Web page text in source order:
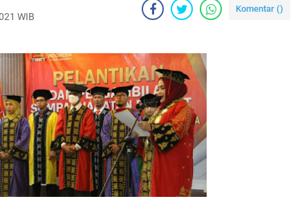
WIB
Komentar ()